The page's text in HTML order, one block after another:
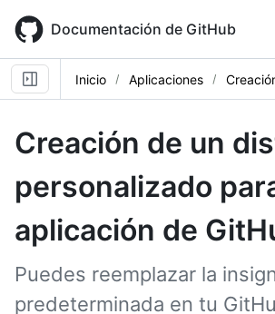
main
content
Documentación de GitHub
Inicio Aplicaciones
Creación de un
personalizado
aplicación de
Puedes reemplazar la
predeterminada en tu